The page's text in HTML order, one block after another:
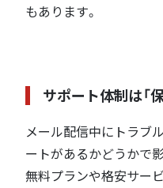
もあります。
サポート体制は「
メール配信中にトラブ
ートがあるかどうかで
無料プランや格安サー